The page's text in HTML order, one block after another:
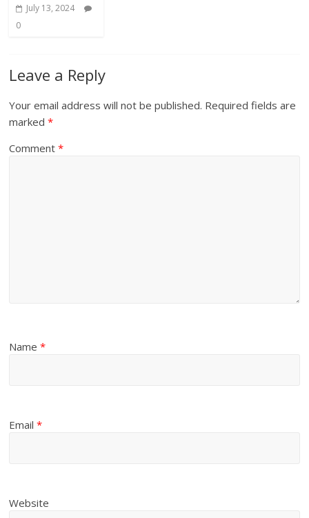
July 13, 2024
0
Leave a Reply
Your email address will not be published. Required fields are
marked*
Comment*
Name*
Email*
Website